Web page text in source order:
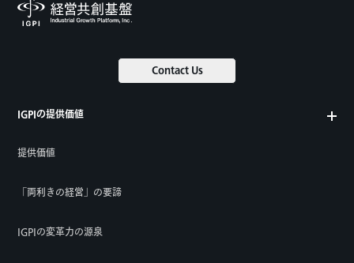
Contact Us
IGPIの提供価値
提供価値
「両利きの経営」の要諦
IGPIの変革力の源泉